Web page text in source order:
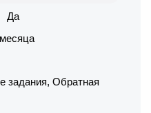
Да
задания, Обратная